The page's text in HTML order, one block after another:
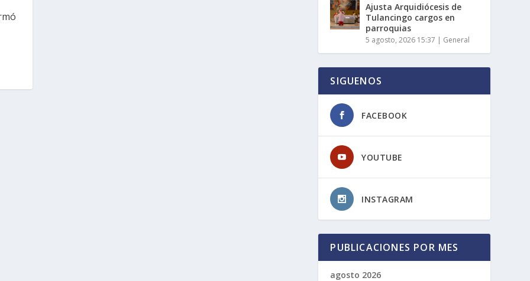
Ajusta Arquidiócesis de
Tulancingo cargos en
parroquias
5 agosto, 2026 15:37 | General
SIGUENOS
FACEBOOK
YOUTUBE
INSTAGRAM
PUBLICACIONES POR MES
agosto 2026